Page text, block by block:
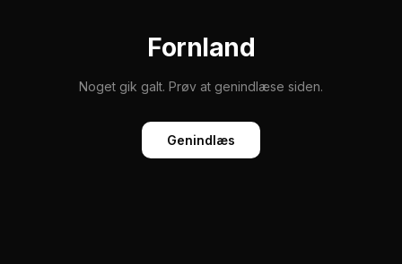
Fornland
Noget gik galt. Prøv at genindlæse siden.
Genindlæs